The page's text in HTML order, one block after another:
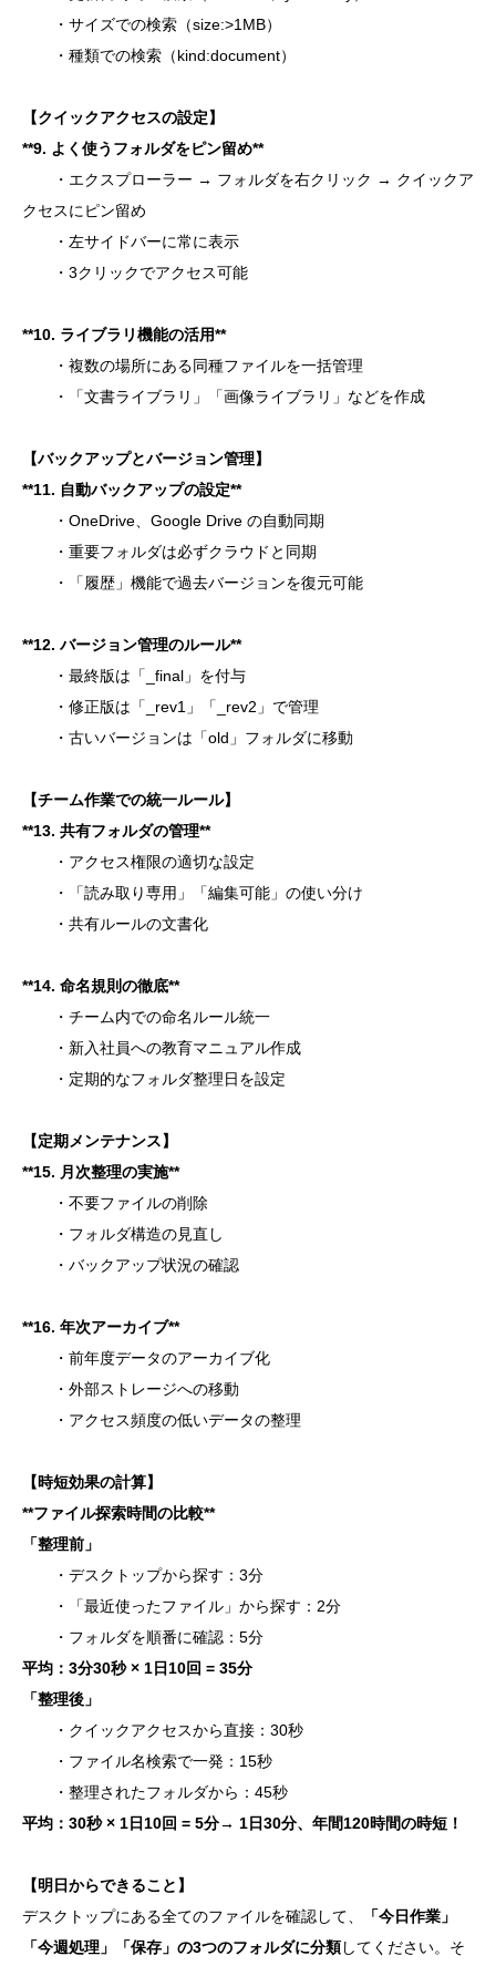
・サイズでの検索（size:>1MB）
・種類での検索（kind:document）
【クイックアクセスの設定】
**9. よく使うフォルダをピン留め**
・エクスプローラー → フォルダを右クリック → クイックア
クセスにピン留め
・左サイドバーに常に表示
・3クリックでアクセス可能
**10. ライブラリ機能の活用**
・複数の場所にある同種ファイルを一括管理
・「文書ライブラリ」「画像ライブラリ」などを作成
【バックアップとバージョン管理】
**11. 自動バックアップの設定**
・OneDrive、Google Drive の自動同期
・重要フォルダは必ずクラウドと同期
・「履歴」機能で過去バージョンを復元可能
**12. バージョン管理のルール**
・最終版は「_final」を付与
・修正版は「_rev1」「_rev2」で管理
・古いバージョンは「old」フォルダに移動
【チーム作業での統一ルール】
**13. 共有フォルダの管理**
・アクセス権限の適切な設定
・「読み取り専用」「編集可能」の使い分け
・共有ルールの文書化
**14. 命名規則の徹底**
・チーム内での命名ルール統一
・新入社員への教育マニュアル作成
・定期的なフォルダ整理日を設定
【定期メンテナンス】
**15. 月次整理の実施**
・不要ファイルの削除
・フォルダ構造の見直し
・バックアップ状況の確認
**16. 年次アーカイブ**
・前年度データのアーカイブ化
・外部ストレージへの移動
・アクセス頻度の低いデータの整理
【時短効果の計算】
**ファイル探索時間の比較**
「整理前」
・デスクトップから探す：3分
・「最近使ったファイル」から探す：2分
・フォルダを順番に確認：5分
平均：3分30秒 × 1日10回 = 35分
「整理後」
・クイックアクセスから直接：30秒
・ファイル名検索で一発：15秒
・整理されたフォルダから：45秒
平均：30秒 × 1日10回 = 5分→ 1日30分、年間120時間の時短！
【明日からできること】
デスクトップにある全てのファイルを確認して、
「今日作業」
「今週処理」「保存」の3つのフォルダに分類してください。そ